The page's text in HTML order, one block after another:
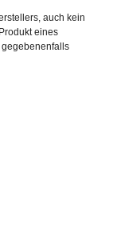
auch kein
eines
gegebenenfalls